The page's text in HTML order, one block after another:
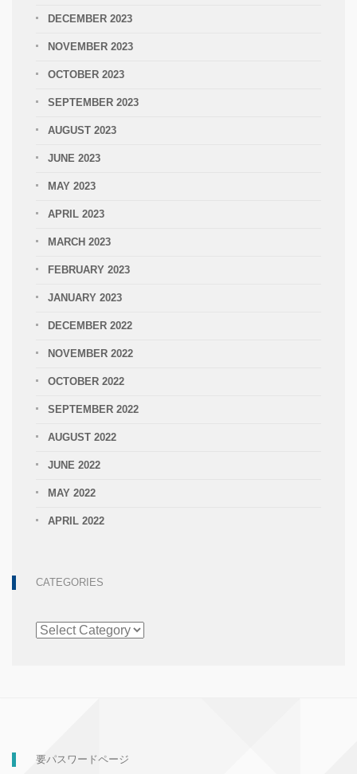
DECEMBER 2023
NOVEMBER 2023
OCTOBER 2023
SEPTEMBER 2023
AUGUST 2023
JUNE 2023
MAY 2023
APRIL 2023
MARCH 2023
FEBRUARY 2023
JANUARY 2023
DECEMBER 2022
NOVEMBER 2022
OCTOBER 2022
SEPTEMBER 2022
AUGUST 2022
JUNE 2022
MAY 2022
APRIL 2022
CATEGORIES
CATEGORIES
要パスワードページ